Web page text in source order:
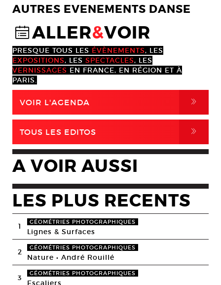
AUTRES EVENEMENTS DANSE
@ALLER&VOIR
PRESQUE TOUS LES ÉVÈNEMENTS, LES
EXPOSITIONS, LES SPECTACLES, LES
VERNISSAGES EN FRANCE, EN RÉGION ET À
PARIS.
VOIR L'AGENDA ,
TOUS LES EDITOS ,
A VOIR AUSSI
LES PLUS RECENTS
1 GÉOMÉTRIES PHOTOGRAPHIQUES
Lignes & Surfaces
2 GÉOMÉTRIES PHOTOGRAPHIQUES
Nature • André Rouillé
3 GÉOMÉTRIES PHOTOGRAPHIQUES
Escaliers